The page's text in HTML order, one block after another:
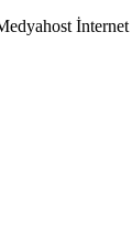
İnternet